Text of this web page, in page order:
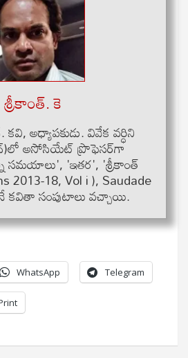
శ్రీకాంత్‌. కె
అధ్యాప‌కుడు. వివేక వ‌ర్ధిని
అసోసియేట్ ప్రొఫెస‌ర్‌గా
సమ‌యాలు', 'ఇత‌ర', 'శ్రీకాంత్
2013-18, Vol i ), Saudade
క‌వితా సంపుటాలు వ‌చ్చాయి.
WhatsApp Telegram